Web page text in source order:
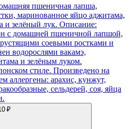
пшеничная лапша,
маринованное яйцо аджитама,
и зелёный лук. Описание:
с домашней пшеничной лапшой,
соевыми ростками и
водорослями вакамэ,
и зелёным луком.
стиле. Произведено на
аллергены: арахис, кунжут,
сельдерей, соя, яйца
₽